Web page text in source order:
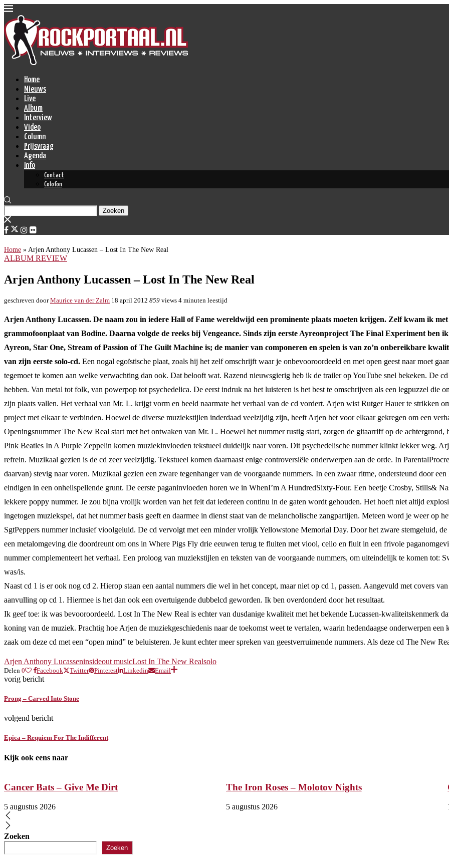
Home
Nieuws
Live
Album
Interview
Video
Column
Prijsvraag
Agenda
Info
Contact
Colofon
Zoeken
Home » Arjen Anthony Lucassen – Lost In The New Real
ALBUM REVIEW
Arjen Anthony Lucassen – Lost In The New Real
geschreven doorMaurice van der Zalm 18 april 2012 859 views 4 minuten leestijd
Arjen Anthony Lucassen. De naam zou in iedere Hall of Fame wereldwijd een prominente plaats moeten krijgen. Zelf kwam ik
grammofoonplaat van Bodine. Daarna volgde de reeks bij Vengeance. Sinds zijn eerste Ayreonproject The Final Experiment ben
Ayreon, Star One, Stream of Passion of The Guilt Machine is; de manier van componeren en spelen is van zo’n onbereikbare
van zijn eerste solo-cd. Een nogal egoïstische plaat, zoals hij het zelf omschrijft waar je onbevooroordeeld en met open geest naar moet
tegemoet te komen aan welke verwachting dan ook. Dat belooft wat. Razend nieuwsgierig heb ik de trailer op YouTube snel bekeken. De
hebben. Van metal tot folk, van powerpop tot psychedelica. De eerst indruk na het luisteren is het best te omschrijven als een legpuzzel die
zijn plaats vallen. Het verhaal van Mr. L. krijgt vorm en beeld naarmate het verhaal van de cd vordert. Arjen wist Rutger Hauer te strikken
project met elkaar te verbinden. Hoewel de diverse muziekstijlen inderdaad veelzijdig zijn, heeft Arjen het voor elkaar gekregen om een
Openingsnummer The New Real start met het ontwaken van Mr. L. Hoewel het nummer rustig start, zorgen de gitaarriff op de
Pink Beatles In A Purple Zeppelin komen muziekinvloeden tekstueel duidelijk naar voren. Dit psychedelische nummer klinkt lekker weg.
refrein. Muzikaal gezien is de cd zeer veelzijdig. Tekstueel komen daarnaast enige controversiële onderwerpen aan de orde. In
daarvan) stevig naar voren. Muzikaal gezien een zware tegenhanger van de voorgaande nummers. In een zwaar ritme, ondersteund door
eindigen in een onheilspellende grunt. De eerste paganinvloeden horen we in WhenI’m A HundredSixty-Four. Een beetje Crosby, Stills&
lekkere poppy nummer. Je zou bijna vrolijk worden van het feit dat iedereen continu in de gaten wordt gehouden. Het hoeft niet altijd
ingetogen muziekspel, dat het nummer basis geeft en daarmee in dienst staat van de melancholische zangpartijen. Meteen word je weer op
SgtPeppers nummer inclusief vioolgeluid. De cd vervolgt met een minder vrolijk Yellowstone Memorial Day. Door het zware stemgeluid,
een metalomgeving die doordreunt om ons in Where Pigs Fly drie eeuwen terug te fluiten met viool, cello en fluit in een frivole
nummer complementeert het verhaal. Een proloog van muziekstijlen en teksten van de voorgaande nummers, om uiteindelijk te komen tot:
was/is.
Naast cd 1 is er ook nog cd 2. Hierop staan een aantal nummers die wel in het concept, maar niet op cd 1, passen. Aangevuld met covers
aanvulling op cd 1. Hiermee is het dan ook een overtuigende dubbelcd geworden. Ik ben overdonderd door het resultaat.
Ik geef toe: ik was bevooroordeeld. Lost In The New Real is echter van dusdanige kwaliteit met het bekende Lucassen-kwaliteitskenmerk
koning van de muziek. Prachtig hoe Arjen de muziekgeschiedenis naar de toekomst weet te vertalen, waarin hedendaagse onderwerpen
zaak om deze cd met een “open mind” te beluisteren. Je kunt echter meer spreken van geestverruimende nummers. Als deze cd The New
Arjen Anthony Lucasseninsideout musicLost In The New Realsolo
Delen 0 Facebook Twitter Pinterest Linkedin Email
vorig bericht
Prong – Carved Into Stone
volgend bericht
Epica – Requiem For The Indifferent
Kijk ook eens naar
Cancer Bats – Give Me Dirt
5 augustus 2026
The Iron Roses – Molotov Nights
5 augustus 2026
Zoeken
Zoeken